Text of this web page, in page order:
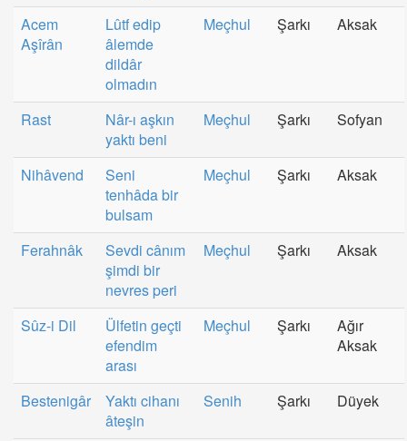
Acem
Aşîrân
Lûtf edip
âlemde
dildâr
olmadın
Meçhul Şarkı Aksak
Rast
Nâr-ı aşkın
yaktı beni
Meçhul Şarkı Sofyan
Nihâvend
Seni
tenhâda bir
bulsam
Meçhul Şarkı Aksak
Ferahnâk
Sevdi cânım
şimdi bir
nevres peri
Meçhul Şarkı Aksak
Sûz-i Dil
Ülfetin geçti
efendim
arası
Meçhul Şarkı
Ağır
Aksak
Bestenigâr
Yaktı cihanı
âteşin
Senih Şarkı Düyek